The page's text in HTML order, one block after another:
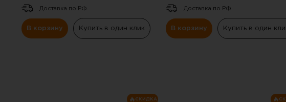
Доставка по РФ.
В корзину Купить в один клик
Доставка по РФ.
В корзину Купить в один
СКИДКА
Вы